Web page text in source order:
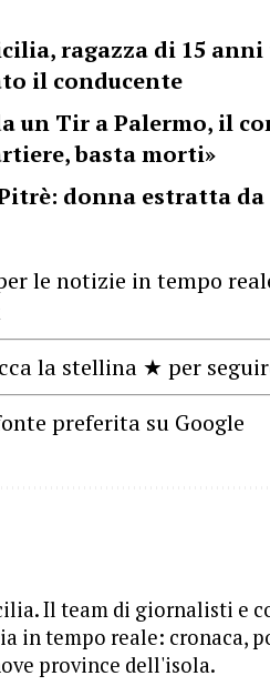
ragazza di 15
il conducente
un Tir a Palermo, il
basta morti»
donna estratta
le notizie in tempo
la stellina ★ per
preferita su Google
Il team di giornalisti e
in tempo reale: cronaca,
province dell'isola.